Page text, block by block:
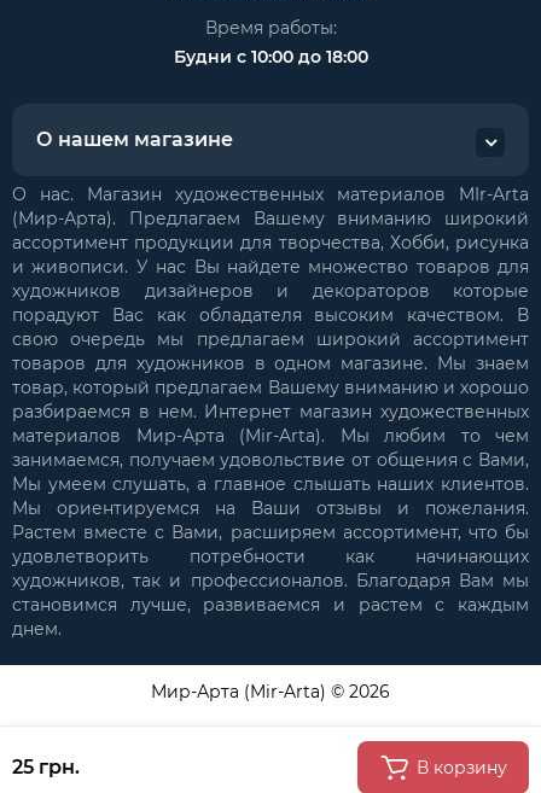
25 грн. В корзину
Время работы:
Будни с 10:00 до 18:00
О нашем магазине
О нас. Магазин художественных материалов MIr-Arta
(Мир-Арта). Предлагаем Вашему вниманию широкий
ассортимент продукции для творчества, Хобби, рисунка
и живописи. У нас Вы найдете множество товаров для
художников дизайнеров и декораторов которые
порадуют Вас как обладателя высоким качеством. В
свою очередь мы предлагаем широкий ассортимент
товаров для художников в одном магазине. Мы знаем
товар, который предлагаем Вашему вниманию и хорошо
разбираемся в нем. Интернет магазин художественных
материалов Мир-Арта (Mir-Arta). Мы любим то чем
занимаемся, получаем удовольствие от общения с Вами,
Мы умеем слушать, а главное слышать наших клиентов.
Мы ориентируемся на Ваши отзывы и пожелания.
Растем вместе с Вами, расширяем ассортимент, что бы
удовлетворить потребности как начинающих
художников, так и профессионалов. Благодаря Вам мы
становимся лучше, развиваемся и растем с каждым
днем.
Мир-Арта (Mir-Arta) © 2026